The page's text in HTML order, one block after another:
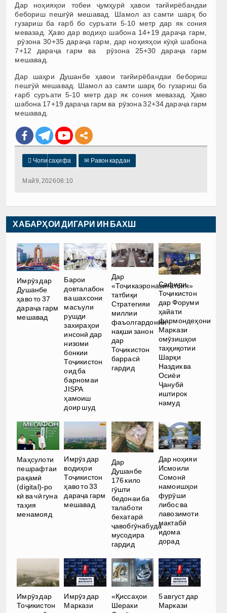
Дар ноҳияҳои тобеи ҷумҳурӣ ҳавои тағйирёбандаи
бебориш пешгӯӣ мешавад. Шамол аз самти шарқ бо
гузариш ба ғарб бо суръати 5-10 метр дар як сония
мевазад. Ҳаво дар водиҳо шабона 14+19 дараҷа гарм,
рӯзона 30+35 дараҷа гарм, дар ноҳияҳои кӯҳӣ шабона
7+12 дараҷа гарм ва рӯзона 25+30 дараҷа гарм
мешавад.
Дар шаҳри Душанбе ҳавои тағйирёбандаи бебориш
пешгӯӣ мешавад. Шамол аз самти шарқ бо гузариш ба
ғарб суръати 5-10 метр дар як сония мевазад. Ҳаво
шабона 17+19 дараҷа гарм ва рӯзона 32+34 дараҷа гарм
мешавад.
 Чопи саҳифа ✉ Равон кардан
Май 9, 2026 08:10
ХАБАРҲОИ ДИГАРИ ИН БАХШ
Имрӯз дар
Душанбе
ҳаво то 37
дараҷа гарм
мешавад
Барои
довталабон
ва шахсони
масъули
рушди
захираҳои
инсонӣ дар
низоми
бонкии
Тоҷикистон
оид ба
барномаи
JISPA
ҳамоиш
доир шуд
Дар
«Тоҷикаэронавигатсия»
татбиқи
Стратегияи
миллии
фаъолгардонии
нақши занон
дар
Тоҷикистон
баррасӣ
гардид
Сафири
Тоҷикистон
дар Форуми
ҳайати
фармондеҳони
Маркази
омӯзишҳои
таҳқиқотии
Шарқи
Наздик ва
Осиёи
Ҷанубӣ
иштирок
намуд
Маҳсулоти
пешрафтаи
рақамӣ
(digital)-ро
кӣ ва чӣ гуна
таҳия
менамояд
Имрӯз дар
водиҳои
Тоҷикистон
ҳаво то 33
дараҷа гарм
мешавад
Дар
Душанбе
176 кило
гӯшти
бедонаи ба
талаботи
бехатарӣ
ҷавобгӯнабуда
мусодира
гардид
Дар ноҳияи
Исмоили
Сомонӣ
намоишҳои
фурӯши
либос ва
лавозимоти
мактабӣ
идома
дорад
Имрӯз дар
Тоҷикистон
Имрӯз дар
Маркази
«Қиссаҳои
Шераки
5 август дар
Маркази